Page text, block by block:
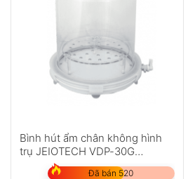
Bình hút ẩm chân không hình
trụ JEIOTECH VDP-30G
(25L/0.9)
Đã bán 520